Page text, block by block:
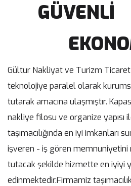
GÜVENLİ
Gültur Nakliyat ve Turizm
teknolojiye paralel olarak
tutarak amacına ulaşmıştır.
nakliye filosu ve organize yapısı
taşımacılığında en iyi imkanları
işveren - iş gören
tutacak şekilde hizmette en iyiyi
edinmektedir.Firmamiz